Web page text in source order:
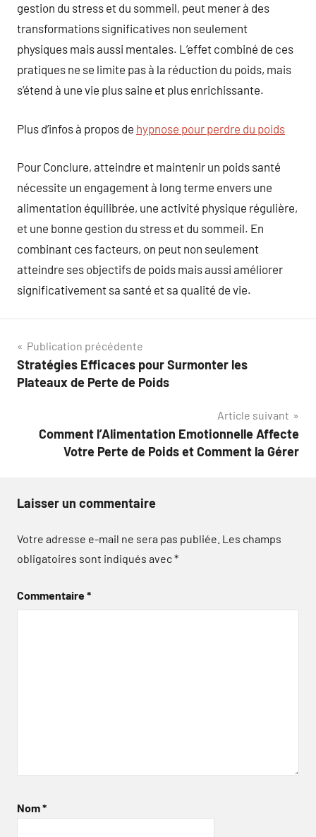
gestion du stress et du sommeil, peut mener à des
transformations significatives non seulement
physiques mais aussi mentales. L’effet combiné de ces
pratiques ne se limite pas à la réduction du poids, mais
s’étend à une vie plus saine et plus enrichissante.
Plus d’infos à propos de hypnose pour perdre du poids
Pour Conclure, atteindre et maintenir un poids santé
nécessite un engagement à long terme envers une
alimentation équilibrée, une activité physique régulière,
et une bonne gestion du stress et du sommeil. En
combinant ces facteurs, on peut non seulement
atteindre ses objectifs de poids mais aussi améliorer
significativement sa santé et sa qualité de vie.
Navigation
de
Publication précédente
Stratégies Efficaces pour Surmonter les
Plateaux de Perte de Poids
Article suivant
Comment l’Alimentation Emotionnelle Affecte
Votre Perte de Poids et Comment la Gérer
Laisser un commentaire
Votre adresse e-mail ne sera pas publiée. Les champs
obligatoires sont indiqués avec*
Commentaire*
Nom*